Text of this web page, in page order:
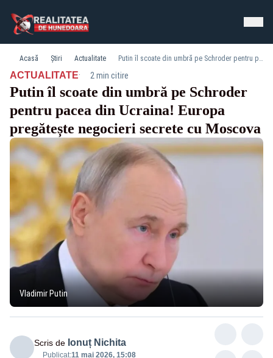
Acasă Știri Actualitate Putin îl scoate din umbră pe Schroder pentru pacea din Ucraina! Europa pregătește negocieri secrete cu Moscova
ACTUALITATE· 2 min citire
Putin îl scoate din umbră pe Schroder
pentru pacea din Ucraina! Europa
pregătește negocieri secrete cu Moscova
Vladimir Putin
Scris de Ionuț Nichita
Publicat:11 mai 2026, 15:08